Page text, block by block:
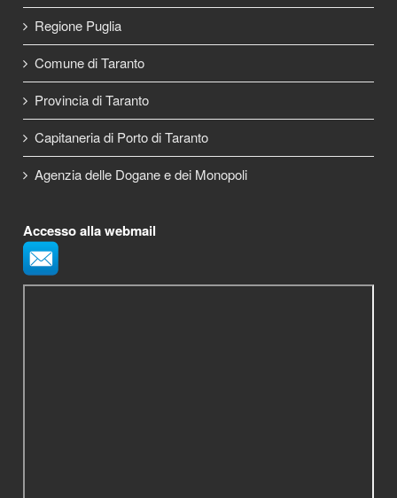
Regione Puglia
Comune di Taranto
Provincia di Taranto
Capitaneria di Porto di Taranto
Agenzia delle Dogane e dei Monopoli
Accesso alla webmail